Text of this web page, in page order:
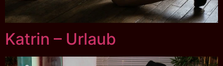
Katrin – Urlaub